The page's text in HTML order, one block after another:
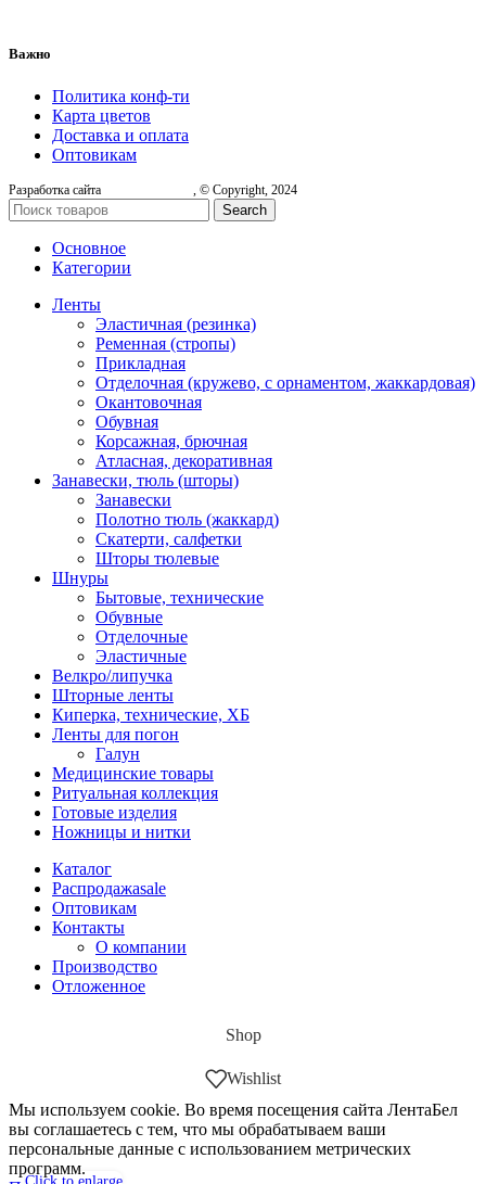
Важно
Политика конф-ти
Карта цветов
Доставка и оплата
Оптовикам
Разработка сайта , © Copyright, 2024
Search
Основное
Категории
Ленты
Эластичная (резинка)
Ременная (стропы)
Прикладная
Отделочная (кружево, с орнаментом, жаккардовая)
Окантовочная
Обувная
Корсажная, брючная
Атласная, декоративная
Занавески, тюль (шторы)
Занавески
Полотно тюль (жаккард)
Скатерти, салфетки
Шторы тюлевые
Шнуры
Бытовые, технические
Обувные
Отделочные
Эластичные
Велкро/липучка
Шторные ленты
Киперка, технические, ХБ
Ленты для погон
Галун
Медицинские товары
Ритуальная коллекция
Готовые изделия
Ножницы и нитки
Каталог
Распродажаsale
Оптовикам
Контакты
О компании
Производство
Отложенное
Shop
Wishlist
Мы используем cookie. Во время посещения сайта ЛентаБел
вы соглашаетесь с тем, что мы обрабатываем ваши
персональные данные с использованием метрических
программ.